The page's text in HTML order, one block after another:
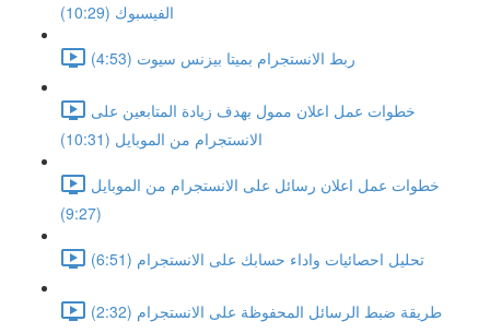
الفيسبوك (10:29)
ربط الانستجرام بميتا بيزنس سيوت (4:53)
خطوات عمل اعلان ممول بهدف زيادة المتابعين على
الانستجرام من الموبايل (10:31)
خطوات عمل اعلان رسائل على الانستجرام من الموبايل
(9:27)
تحليل احصائيات واداء حسابك على الانستجرام (6:51)
طريقة ضبط الرسائل المحفوظة على الانستجرام (2:32)